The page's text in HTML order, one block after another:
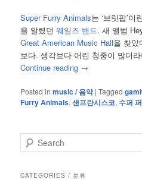
Super Furry Animals는 ‘브릿팝’
을 알렸던웨일즈 밴드. 새 앨범
Great American Music Hall을 찾았
보다. 생각보다 어린 청중이 많더
Continue reading →
Posted in music / 음악 |Tagged
Furry Animals,샌프란시스코, 수퍼
e
rCATEGORIES / 분류